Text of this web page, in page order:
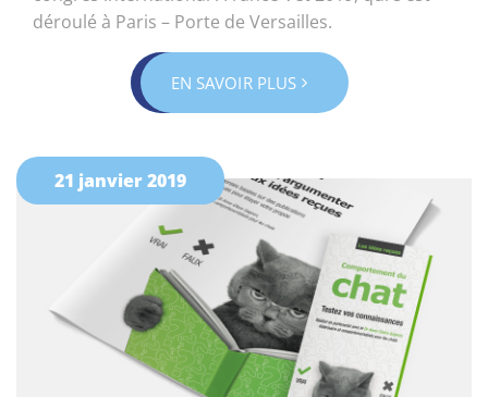
déroulé à Paris – Porte de Versailles.
EN SAVOIR PLUS
21 janvier 2019